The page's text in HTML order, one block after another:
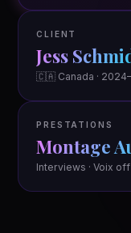
CLIENT
Jess
🇨🇦 Canada ·
PRESTATIONS
Montage
Interviews · Voix